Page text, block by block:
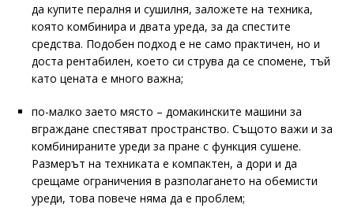
да купите пералня и сушилня, заложете на техника,
която комбинира и двата уреда, за да спестите
средства. Подобен подход е не само практичен, но и
доста рентабилен, което си струва да се спомене, тъй
като цената е много важна;
по-малко заето място – домакинските машини за
вграждане спестяват пространство. Същото важи и за
комбинираните уреди за пране с функция сушене.
Размерът на техниката е компактен, а дори и да
срещаме ограничения в разполагането на обемисти
уреди, това повече няма да е проблем;